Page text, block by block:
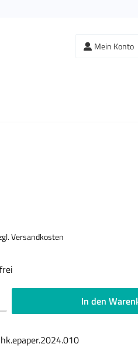
Mein Konto
Versandkosten
den gewünschten Wert ein oder
In den
hk.epaper.2024.010